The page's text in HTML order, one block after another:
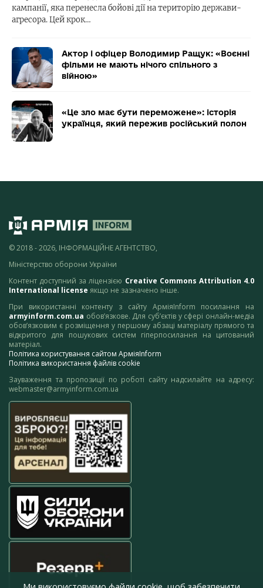
кампанії, яка перенесла бойові дії на територію держави-
агресора. Цей крок…
Актор і офіцер Володимир Ращук: «Воєнні
фільми не мають нічого спільного з
війною»
«Це зло має бути переможене»: історія
українця, який пережив російський полон
© 2018 - 2026, ІНФОРМАЦІЙНЕ АГЕНТСТВО,
Міністерство оборони України
Контент доступний за ліцензією Creative Commons Attribution 4.0
International license якщо не зазначено інше.
При використанні контенту з сайту АрміяInform посилання на
armyinform.com.ua обов’язкове. Для суб’єктів у сфері онлайн-медіа
обов’язковим є розміщення у першому абзаці матеріалу прямого та
відкритого для пошукових систем гіперпосилання на цитований
матеріал.
Політика користування сайтом АрміяInform
Політика використання файлів cookie
Зауваження та пропозиції по роботі сайту надсилайте на адресу:
webmaster@armyinform.com.ua